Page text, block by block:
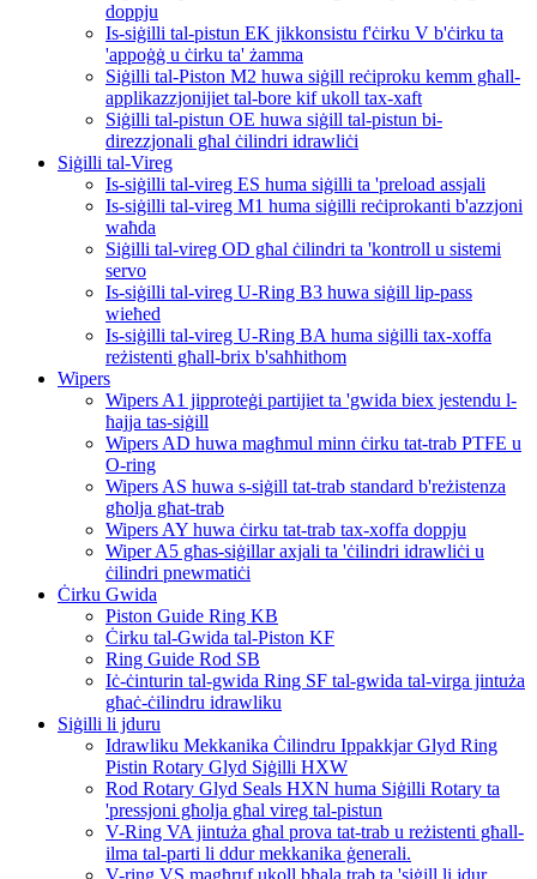
doppju
Is-siġilli tal-pistun EK jikkonsistu f'ċirku V b'ċirku ta
'appoġġ u ċirku ta' żamma
Siġilli tal-Piston M2 huwa siġill reċiproku kemm għall-
applikazzjonijiet tal-bore kif ukoll tax-xaft
Siġilli tal-pistun OE huwa siġill tal-pistun bi-
direzzjonali għal ċilindri idrawliċi
Siġilli tal-Vireg
Is-siġilli tal-vireg ES huma siġilli ta 'preload assjali
Is-siġilli tal-vireg M1 huma siġilli reċiprokanti b'azzjoni
waħda
Siġilli tal-vireg OD għal ċilindri ta 'kontroll u sistemi
servo
Is-siġilli tal-vireg U-Ring B3 huwa siġill lip-pass
wieħed
Is-siġilli tal-vireg U-Ring BA huma siġilli tax-xoffa
reżistenti għall-brix b'saħħithom
Wipers
Wipers A1 jipproteġi partijiet ta 'gwida biex jestendu l-
ħajja tas-siġill
Wipers AD huwa magħmul minn ċirku tat-trab PTFE u
O-ring
Wipers AS huwa s-siġill tat-trab standard b'reżistenza
għolja għat-trab
Wipers AY huwa ċirku tat-trab tax-xoffa doppju
Wiper A5 għas-siġillar axjali ta 'ċilindri idrawliċi u
ċilindri pnewmatiċi
Ċirku Gwida
Piston Guide Ring KB
Ċirku tal-Gwida tal-Piston KF
Ring Guide Rod SB
Iċ-ċinturin tal-gwida Ring SF tal-gwida tal-virga jintuża
għaċ-ċilindru idrawliku
Siġilli li jduru
Idrawliku Mekkanika Ċilindru Ippakkjar Glyd Ring
Pistin Rotary Glyd Siġilli HXW
Rod Rotary Glyd Seals HXN huma Siġilli Rotary ta
'pressjoni għolja għal vireg tal-pistun
V-Ring VA jintuża għal prova tat-trab u reżistenti għall-
ilma tal-parti li ddur mekkanika ġenerali.
V-ring VS magħruf ukoll bħala trab ta 'siġill li jdur